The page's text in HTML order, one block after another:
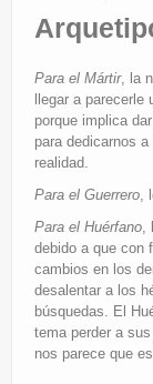
Para el Mártir, la
llegar a
porque implica
para dedicarnos
realidad.
Para el Guerrero,
Para el Huérfano,
debido a que con
cambios en los
desalentar a los
búsquedas. El
tema perder a
nos parece que